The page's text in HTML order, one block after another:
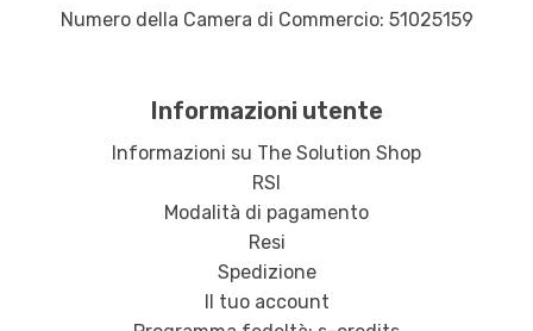
Numero della Camera di Commercio: 51025159
Informazioni utente
Informazioni su The Solution Shop
RSI
Modalità di pagamento
Resi
Spedizione
Il tuo account